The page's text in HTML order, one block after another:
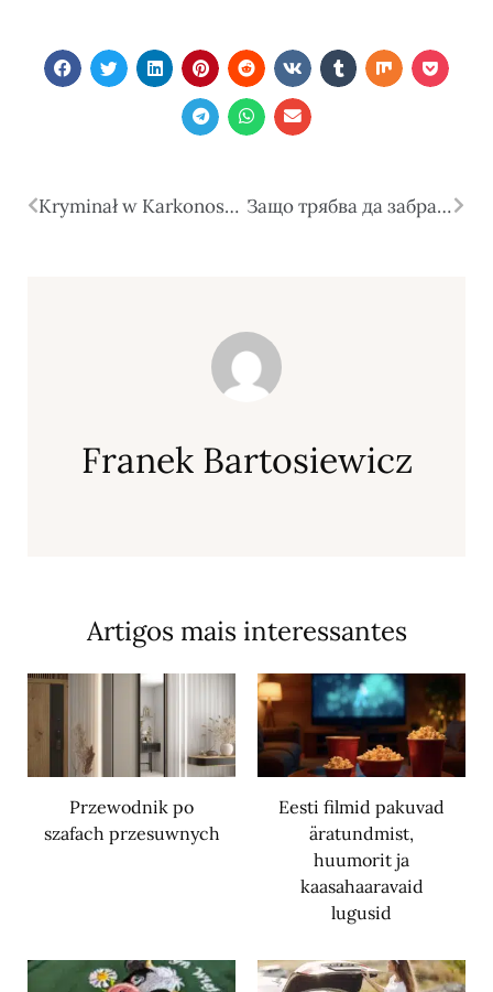
Kryminał w Karkonoszach i innych górach — legendy, tajemnice i mroczny klimat gór Защо трябва да забравите за трескавата подготовка преди първата среща? Ето трика за магнитно привличане!
Franek Bartosiewicz
Artigos mais interessantes
Przewodnik po
szafach przesuwnych
Eesti filmid pakuvad
äratundmist,
huumorit ja
kaasahaaravaid
lugusid